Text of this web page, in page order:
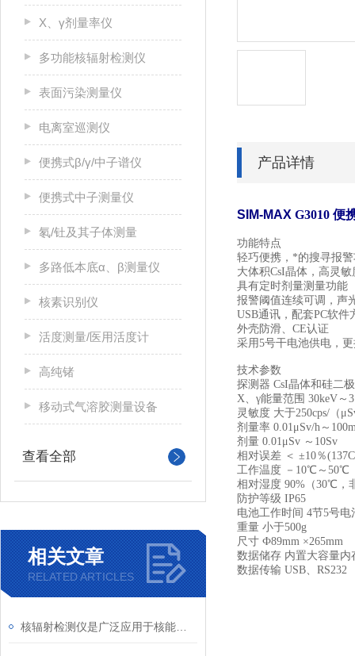
X、γ剂量率仪
多功能核辐射检测仪
表面污染测量仪
电离室巡测仪
便携式β/γ/中子谱仪
便携式中子测量仪
氡/钍及其子体测量
多路低本底α、β测量仪
核素识别仪
活度测量/医用活度计
高纯锗
移动式气溶胶测量设备
查看全部
相关文章
RELATED ARTICLES
产品详情
SIM-MAX G3010 便
功能特点
轻巧便携，*的搜寻报
大体积CsI晶体，高灵敏
具有定时剂量测量功能
报警阈值连续可调，声
USB通讯，配套PC软件
外壳防滑、CE认证
采用5号干电池供电，
技术参数
探测器 CsI晶体和
X、γ能量范围 30keV～
灵敏度 大于250cps/（
剂量率 0.01μSv/h～
剂量 0.01μSv ～10Sv
相对误差 ＜ ±10％
工作温度 －10℃～50℃
相对湿度 90%（30℃，
防护等级 IP65
电池工作时间 4节5号电
重量 小于500g
尺寸 Ф89mm ×265mm
数据储存 内置大容量内
数据传输 USB、RS232